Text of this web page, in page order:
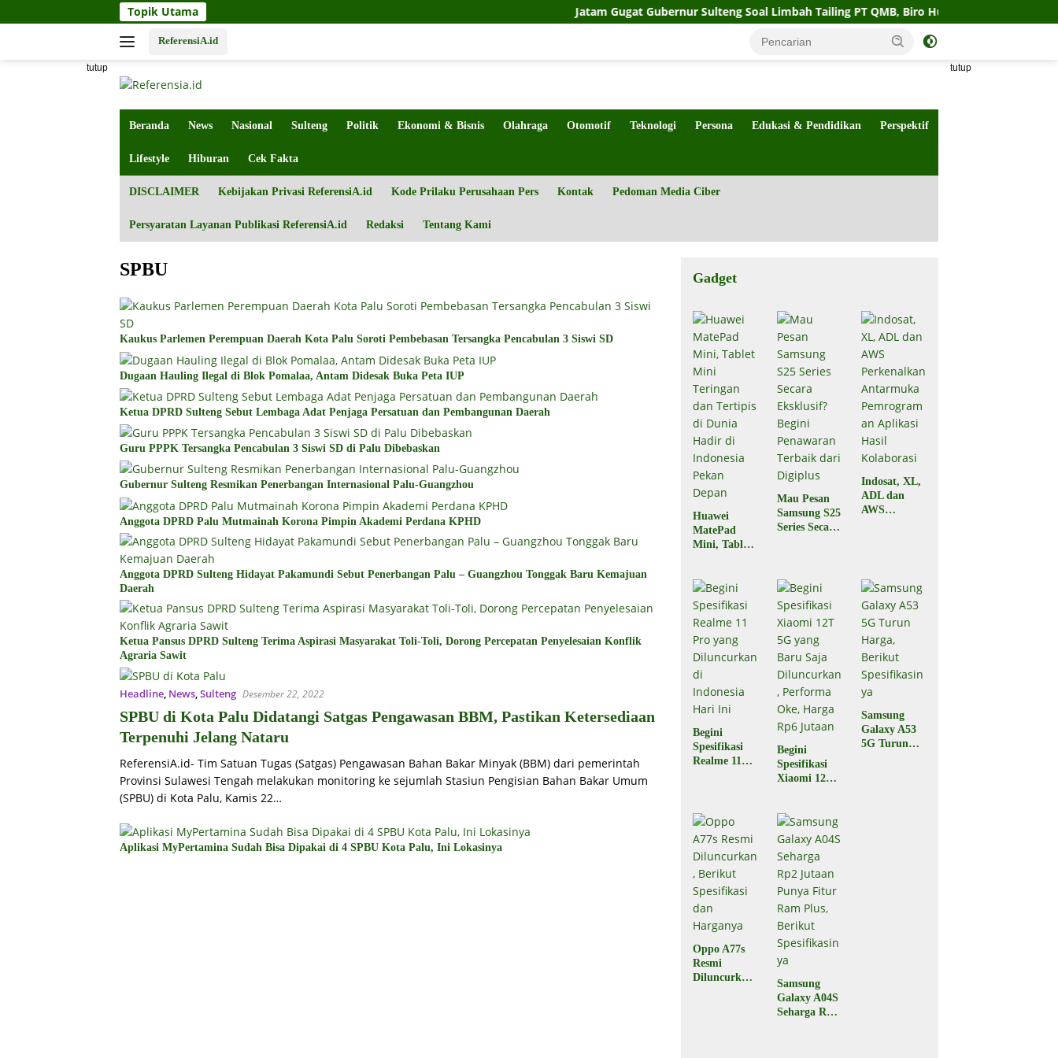
ke
Topik Utama Jatam Gugat Gubernur Sulteng Soal Limbah Tailing PT QMB, Biro Hukum Sebut Pemprov Siap
ReferensiA.id
tutup tutup
Beranda News Nasional Sulteng Politik Ekonomi & Bisnis Olahraga Otomotif Teknologi Persona Edukasi & Pendidikan Perspektif
Lifestyle Hiburan Cek Fakta
DISCLAIMER Kebijakan Privasi ReferensiA.id Kode Prilaku Perusahaan Pers Kontak Pedoman Media Ciber
Persyaratan Layanan Publikasi ReferensiA.id Redaksi Tentang Kami
SPBU
Kaukus Parlemen Perempuan Daerah Kota Palu Soroti Pembebasan Tersangka Pencabulan 3 Siswi SD
Dugaan Hauling Ilegal di Blok Pomalaa, Antam Didesak Buka Peta IUP
Ketua DPRD Sulteng Sebut Lembaga Adat Penjaga Persatuan dan Pembangunan Daerah
Guru PPPK Tersangka Pencabulan 3 Siswi SD di Palu Dibebaskan
Gubernur Sulteng Resmikan Penerbangan Internasional Palu-Guangzhou
Anggota DPRD Palu Mutmainah Korona Pimpin Akademi Perdana KPHD
Anggota DPRD Sulteng Hidayat Pakamundi Sebut Penerbangan Palu – Guangzhou Tonggak Baru Kemajuan
Daerah
Ketua Pansus DPRD Sulteng Terima Aspirasi Masyarakat Toli-Toli, Dorong Percepatan Penyelesaian Konflik
Agraria Sawit
Headline, News,Sulteng Desember 22, 2022
SPBU di Kota Palu Didatangi Satgas Pengawasan BBM, Pastikan Ketersediaan
Terpenuhi Jelang Nataru
ReferensiA.id- Tim Satuan Tugas (Satgas) Pengawasan Bahan Bakar Minyak (BBM) dari pemerintah
Provinsi Sulawesi Tengah melakukan monitoring ke sejumlah Stasiun Pengisian Bahan Bakar Umum
(SPBU) di Kota Palu, Kamis 22…
Aplikasi MyPertamina Sudah Bisa Dipakai di 4 SPBU Kota Palu, Ini Lokasinya
Gadget
Huawei
MatePad
Mini, Tablet
Tertipis di
Dunia Hadir
di Indonesia
Pekan Depan
Mau Pesan
Samsung S25
Series Secara
Terbaik dari
Digiplus
Indosat, XL,
ADL dan
AWS
Hasil
Kolaborasi
Begini
Spesifikasi
Realme 11
Hari Ini
Begini
Spesifikasi
Xiaomi 12T
Diluncurkan,
Performa
Oke, Harga
Rp6 Jutaan
Samsung
Galaxy A53
5G Turun
Oppo A77s
Resmi
Diluncurkan,
Samsung
Galaxy A04S
Seharga Rp2